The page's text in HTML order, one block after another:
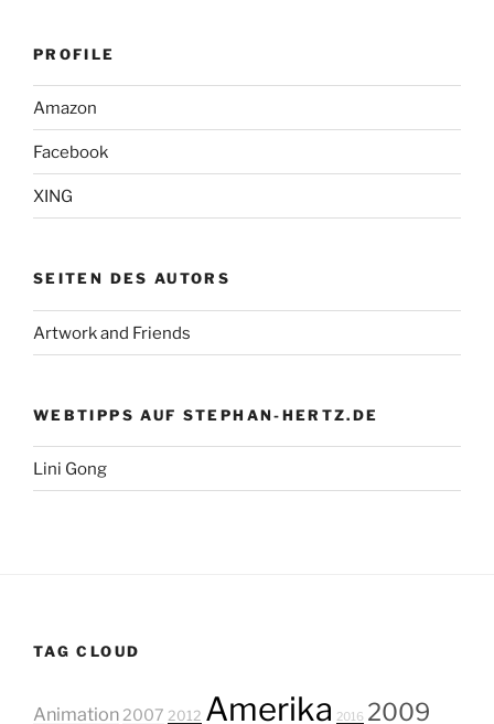
PROFILE
Amazon
Facebook
XING
SEITEN DES AUTORS
Artwork and Friends
WEBTIPPS AUF STEPHAN-HERTZ.DE
Lini Gong
TAG CLOUD
Animation2007 2012 Amerika 2016 2009